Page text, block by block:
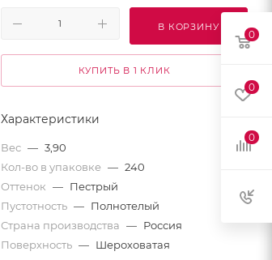
В КОРЗИНУ
КУПИТЬ В 1 КЛИК
Характеристики
Вес — 3,90
Кол-во в упаковке — 240
Оттенок — Пестрый
Пустотность — Полнотелый
Страна производства — Россия
Поверхность — Шероховатая
0
0
0